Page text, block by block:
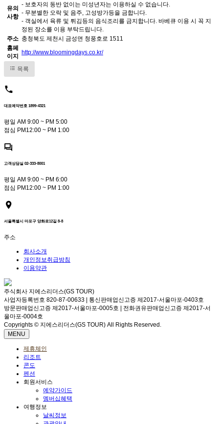
유의
사항
- 보호자의 동반 없이는 미성년자는 이용하실 수 없습니다.
- 무분별한 오락 및 음주, 고성방가등을 금합니다.
- 객실에서 육류 및 튀김등의 음식조리를 금지합니다. 바베큐 이용 시 꼭 지
정된 장소를 이용 부탁드립니다.
주소 충청북도 제천시 금성면 청풍호로 1511
홈페
이지
http://www.bloomingdays.co.kr/
목록
대표예약번호 1899-4321
평일 AM 9:00 ~ PM 5:00
점심 PM12:00 ~ PM 1:00
고객상담실 02-333-8001
평일 AM 9:00 ~ PM 6:00
점심 PM12:00 ~ PM 1:00
서울특별시 마포구 양화로12길 8-8
주소
회사소개
개인정보취급방침
이용약관
주식회사 지에스리더스(GS TOUR)
사업자등록번호 820-87-00633 | 통신판매업신고증 제2017-서울마포-0403호
방문판매업신고증 제2017-서울마포-0005호 | 전화권유판매업신고증 제2017-서
울마포-0004호
Copyrights © 지에스리더스(GS TOUR) All Rights Reserved.
MENU
제휴체인
리조트
콘도
펜션
회원서비스
예약가이드
멤버십혜택
여행정보
날씨정보